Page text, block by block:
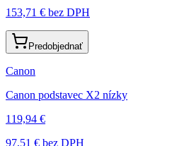
153,71 € bez DPH
Predobjednať
Canon
Canon podstavec X2 nízky
119,94 €
97,51 € bez DPH